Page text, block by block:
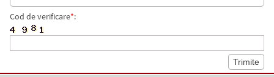
Cod de verificare*: